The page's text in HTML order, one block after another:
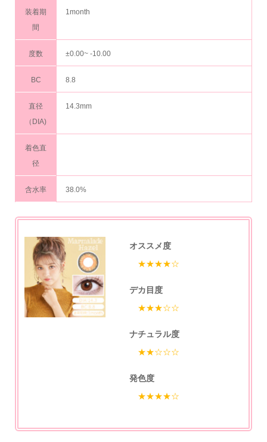
装着期
間
1month
度数 ±0.00~ -10.00
BC 8.8
直径
（DIA)
14.3mm
着色直
径
含水率 38.0%
オススメ度
★★★★☆
デカ目度
★★★☆☆
ナチュラル度
★★☆☆☆
発色度
★★★★☆